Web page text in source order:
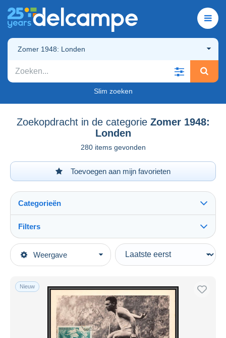
Zomer 1948: Londen
Slim zoeken
Zoekopdracht in de categorie Zomer 1948:
Londen
280 items gevonden
Toevoegen aan mijn favorieten
Weergave
Categorieën
Topcategorieën
Thema's
Olympische Spelen
Zomer 1948: Londen
Filters
Type verkopen
Actief
Veiling met biedingen
Veilingen zonder biedingen
Veilinghuizen
Verkocht
Nieuw